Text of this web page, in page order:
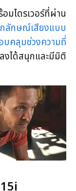
มไดรเวอร์ที่ผ่าน
ลักษณ์เสียงแบบ
บคลุมช่วงความถี่
งได้สนุกและมีมิติ